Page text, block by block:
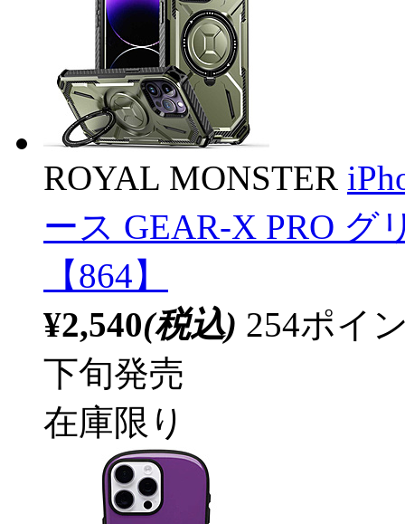
ROYAL MONSTER
ース GEAR-X PRO グ
【864】
¥2,540(税込) 254ポイ
下旬発売
在庫限り